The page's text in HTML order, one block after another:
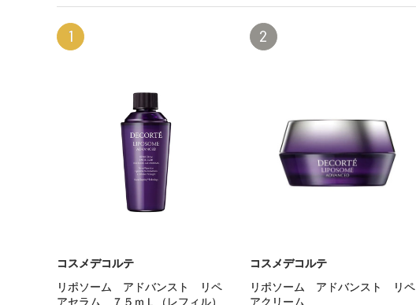
1
コスメデコルテ
リポソーム アドバンスト リペ
アセラム ７５ｍＬ（レフィル）
2
コスメデコルテ
リポソーム アドバンスト リペ
アクリーム